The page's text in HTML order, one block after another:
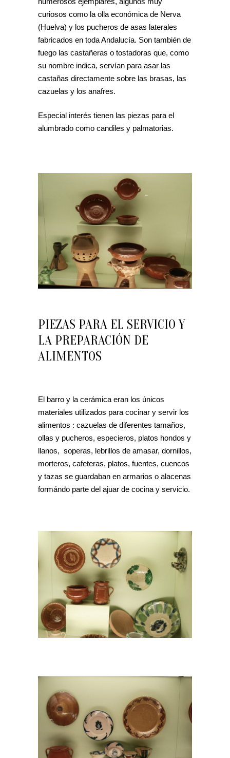
curiosos como la olla económica de Nerva
(Huelva) y los pucheros de asas laterales
fabricados en toda Andalucía. Son también de
fuego las castañeras o tostadoras que, como
su nombre indica, servían para asar las
castañas directamente sobre las brasas, las
cazuelas y los anafres.
Especial interés tienen las piezas para el
alumbrado como candiles y palmatorias.
PIEZAS PARA EL SERVICIO Y
LA PREPARACIÓN DE
ALIMENTOS
El barro y la cerámica eran los únicos
materiales utilizados para cocinar y servir los
alimentos : cazuelas de diferentes tamaños,
ollas y pucheros, especieros, platos hondos y
llanos, soperas, lebrillos de amasar, dornillos,
morteros, cafeteras, platos, fuentes, cuencos
y tazas se guardaban en armarios o alacenas
formándo parte del ajuar de cocina y servicio.